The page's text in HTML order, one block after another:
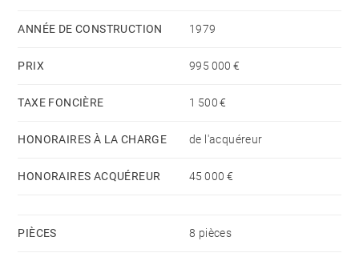
ANNÉE DE CONSTRUCTION 1979
PRIX 995 000 €
TAXE FONCIÈRE 1 500 €
HONORAIRES À LA CHARGE de l'acquéreur
HONORAIRES ACQUÉREUR 45 000 €
PIÈCES 8 pièces